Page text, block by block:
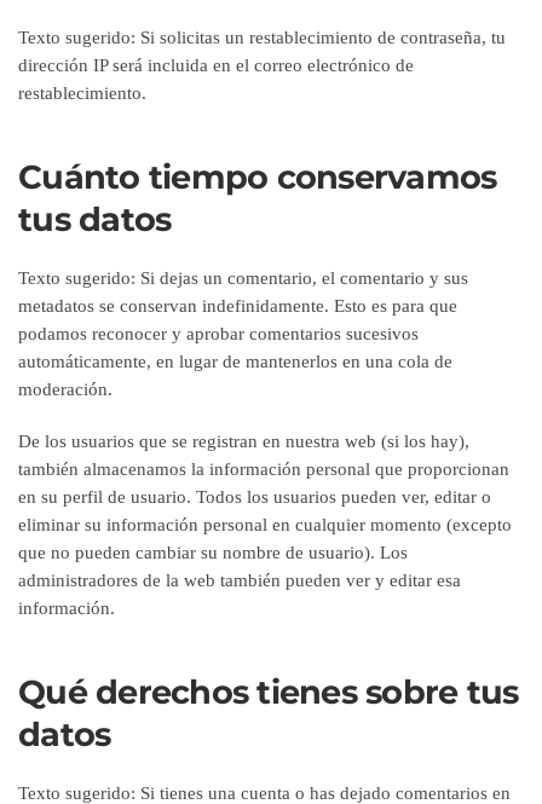
Texto sugerido: Si solicitas un restablecimiento de contraseña, tu
dirección IP será incluida en el correo electrónico de
restablecimiento.
Cuánto tiempo conservamos
tus datos
Texto sugerido: Si dejas un comentario, el comentario y sus
metadatos se conservan indefinidamente. Esto es para que
podamos reconocer y aprobar comentarios sucesivos
automáticamente, en lugar de mantenerlos en una cola de
moderación.
De los usuarios que se registran en nuestra web (si los hay),
también almacenamos la información personal que proporcionan
en su perfil de usuario. Todos los usuarios pueden ver, editar o
eliminar su información personal en cualquier momento (excepto
que no pueden cambiar su nombre de usuario). Los
administradores de la web también pueden ver y editar esa
información.
Qué derechos tienes sobre tus
datos
Texto sugerido: Si tienes una cuenta o has dejado comentarios en